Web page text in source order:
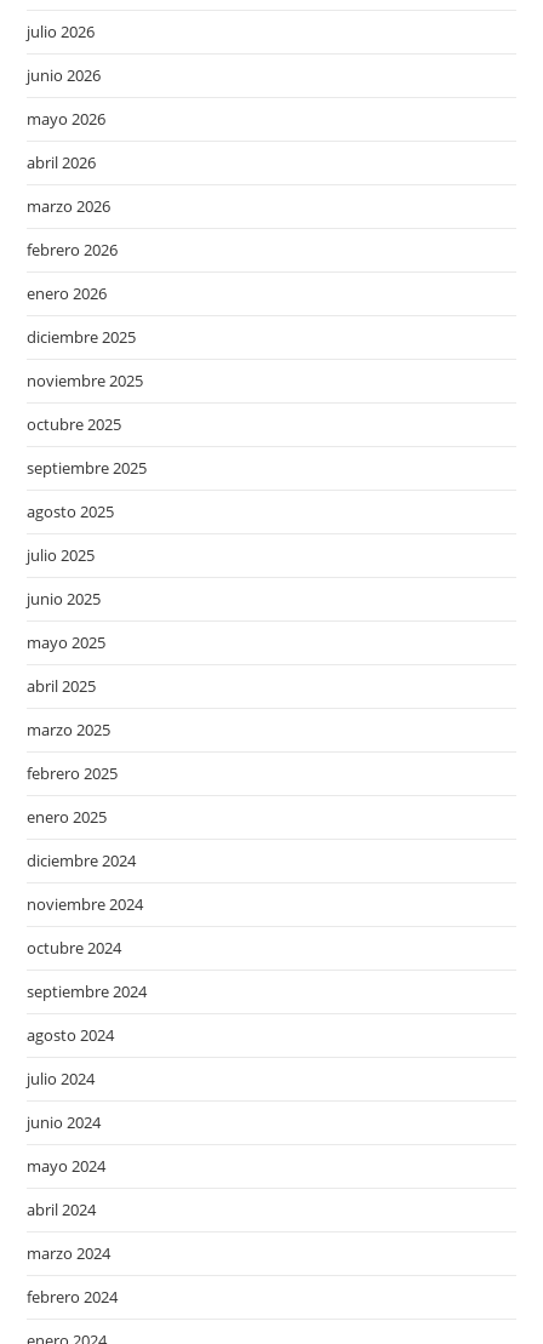
julio 2026
junio 2026
mayo 2026
abril 2026
marzo 2026
febrero 2026
enero 2026
diciembre 2025
noviembre 2025
octubre 2025
septiembre 2025
agosto 2025
julio 2025
junio 2025
mayo 2025
abril 2025
marzo 2025
febrero 2025
enero 2025
diciembre 2024
noviembre 2024
octubre 2024
septiembre 2024
agosto 2024
julio 2024
junio 2024
mayo 2024
abril 2024
marzo 2024
febrero 2024